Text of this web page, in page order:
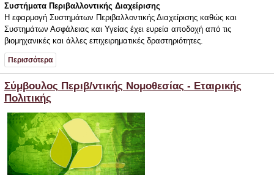
Συστήματα Περιβαλλοντικής Διαχείρισης
Η εφαρμογή Συστημάτων Περιβαλλοντικής Διαχείρισης καθώς και
Συστημάτων Ασφάλειας και Υγείας έχει ευρεία αποδοχή από τις
βιομηχανικές και άλλες επιχειρηματικές δραστηριότητες.
Περισσότερα
Σύμβουλος Περιβ/ντικής Νομοθεσίας - Εταιρικής
Πολιτικής